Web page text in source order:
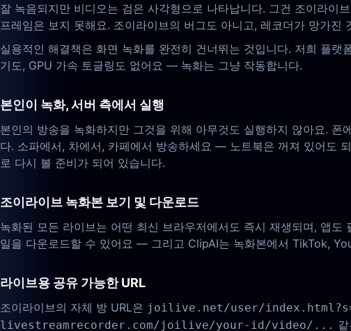
잘 녹음되지만 비디오는 검은 사각형으로 나타납니다. 그건 조이라이
프레임은 보지 못해요. 조이라이브의 버그도 아니고, 레코더가 망가
실용적인 해결책은 화면 녹화를 완전히 건너뛰는 것입니다. 저희 플
기도, GPU 가속 토글링도 없어요 — 녹화는 그냥 작동합니다.
본인이 녹화, 서버 측에서 실행
본인의 방송을 녹화하지만 그것을 위해 아무것도 실행하지 않아요.
다. 소파에서, 차에서, 카페에서 방송하세요 — 노트북은 꺼져 있어도
로 다시 볼 준비가 되어 있습니다.
조이라이브 녹화본 보기 및 다운로드
녹화된 모든 라이브는 어떤 최신 브라우저에서도 즉시 재생되며, 앱
일을 다운로드할 수 있어요 — 그리고 ClipAI는 녹화본에서 TikTok,
라이브용 공유 가능한 URL
조이라이브의 자체 방 URL은 joilive.net/user/
livestreamrecorder.com/joilive/your-id/video/...